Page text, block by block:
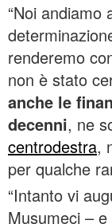
“Noi andiamo
renderemo
non è stato
anche le
decenni, ne
centrodestra,
per qualche
“Intanto vi
Musumeci –